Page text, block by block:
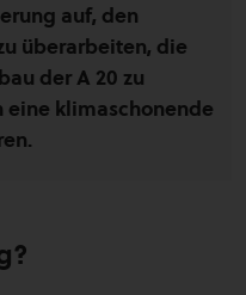
auf, den
überarbeiten, die
der A 20 zu
klimaschonende